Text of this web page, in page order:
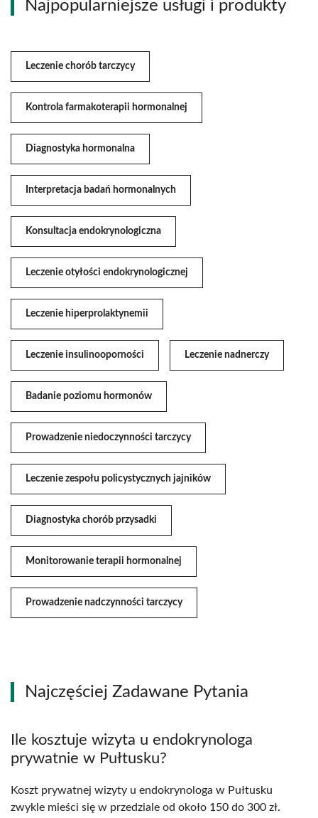
Najpopularniejsze usługi i produkty
Leczenie chorób tarczycy
Kontrola farmakoterapii hormonalnej
Diagnostyka hormonalna
Interpretacja badań hormonalnych
Konsultacja endokrynologiczna
Leczenie otyłości endokrynologicznej
Leczenie hiperprolaktynemii
Leczenie insulinooporności Leczenie nadnerczy
Badanie poziomu hormonów
Prowadzenie niedoczynności tarczycy
Leczenie zespołu policystycznych jajników
Diagnostyka chorób przysadki
Monitorowanie terapii hormonalnej
Prowadzenie nadczynności tarczycy
Najczęściej Zadawane Pytania
Ile kosztuje wizyta u endokrynologa
prywatnie w Pułtusku?
Koszt prywatnej wizyty u endokrynologa w Pułtusku
zwykle mieści się w przedziale od około 150 do 300 zł.